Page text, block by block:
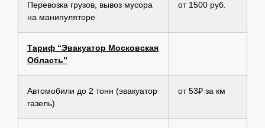
Перевозка грузов, вывоз мусора
на манипуляторе
от 1500 руб.
Тариф “Эвакуатор Московская
Область”
Автомобили до 2 тонн (эвакуатор
газель)
от 53₽ за км